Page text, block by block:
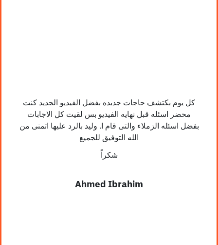
كل يوم بكتشف حاجات جديده بفضل الفيديو الجديد كنت
محضر اسئله قبل نهايه الفيديو بس لقيت كل الاجابات
بفضل اسئله الزملاء والتى قام ا. وليد بالرد عليها اتمنى من
الله التوفيق للجميع
شكراً
Ahmed Ibrahim